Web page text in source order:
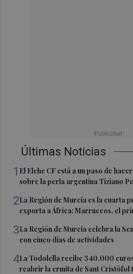
Últimas Noticias
1 El Elche CF está a un paso de
sobre la perla argentina Tiziano
2La Región de Murcia es la cuarta
exporta a África: Marruecos, el
3La Región de Murcia celebra la
con cinco días de actividades
4La Todolella recibe 340.000
reabrir la ermita de Sant Cristòfol